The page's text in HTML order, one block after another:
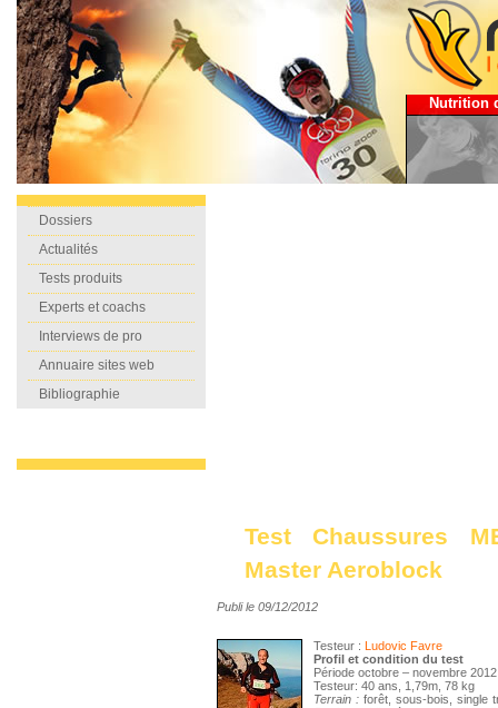
Nutrition
Dossiers
Actualités
Tests produits
Experts et coachs
Interviews de pro
Annuaire sites web
Bibliographie
Test Chaussures
Master Aeroblock
Publi le 09/12/2012
Testeur : Ludovic Favre
Profil et condition du test
Période octobre – novembre 2012
Testeur: 40 ans, 1,79m, 78 kg
Terrain : forêt, sous-bois, single